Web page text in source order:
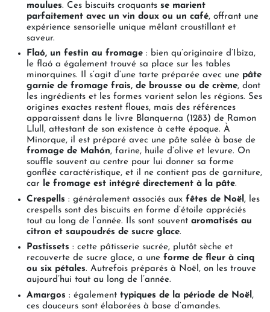
moulues. Ces biscuits croquants se marient
parfaitement avec un vin doux ou un café, offrant une
expérience sensorielle unique mêlant croustillant et
saveur.
Flaó, un festin au fromage : bien qu’originaire d’Ibiza,
le flaó a également trouvé sa place sur les tables
minorquines. Il s’agit d’une tarte préparée avec une pâte
garnie de fromage frais, de brousse ou de crème, dont
les ingrédients et les formes varient selon les régions. Ses
origines exactes restent floues, mais des références
apparaissent dans le livre Blanquerna (1283) de Ramon
Llull, attestant de son existence à cette époque. À
Minorque, il est préparé avec une pâte salée à base de
fromage de Mahón, farine, huile d’olive et levure. On
souffle souvent au centre pour lui donner sa forme
gonflée caractéristique, et il ne contient pas de garniture,
car le fromage est intégré directement à la pâte.
Crespells : généralement associés aux fêtes de Noël , les
crespells sont des biscuits en forme d’étoile appréciés
tout au long de l’année. Ils sont souvent aromatisés au
citron et saupoudrés de sucre glace.
Pastissets : cette pâtisserie sucrée, plutôt sèche et
recouverte de sucre glace, a une forme de fleur à cinq
ou six pétales. Autrefois préparés à Noël, on les trouve
aujourd’hui tout au long de l’année.
Amargos : également typiques de la période de Noël,
ces douceurs sont élaborées à base d’amandes.